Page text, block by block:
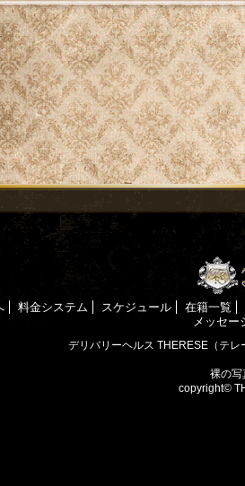
料金システム スケジュール
在籍一覧
メッセー
デリバリーヘルス THERESE（テレ
裸の
copyright©